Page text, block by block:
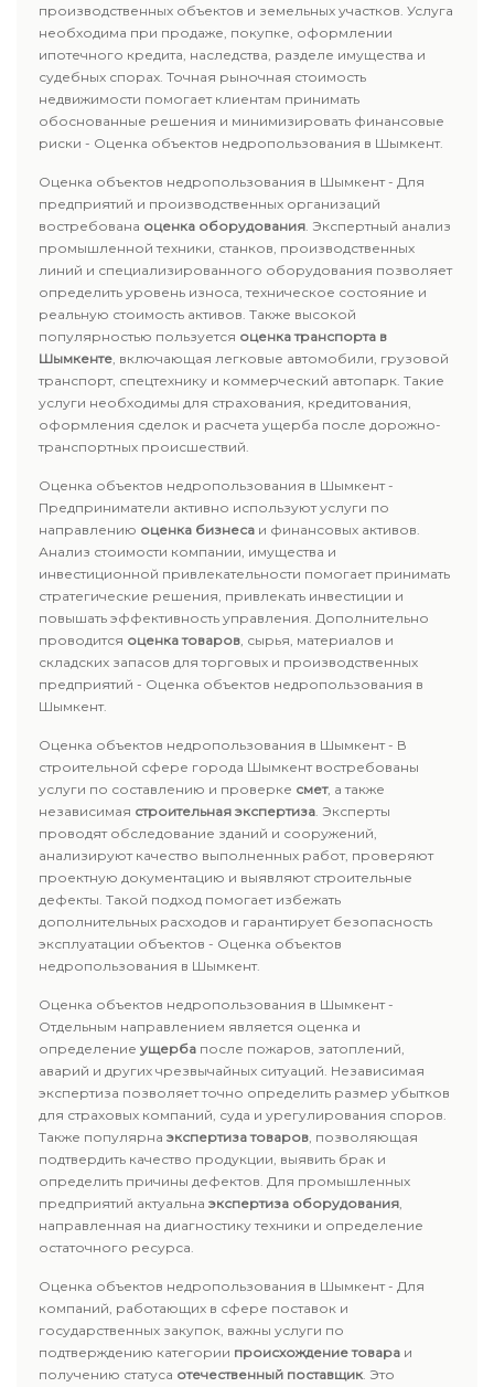
производственных объектов и земельных участков. Услуга
необходима при продаже, покупке, оформлении
ипотечного кредита, наследства, разделе имущества и
судебных спорах. Точная рыночная стоимость
недвижимости помогает клиентам принимать
обоснованные решения и минимизировать финансовые
риски - Оценка объектов недропользования в Шымкент.
Оценка объектов недропользования в Шымкент - Для
предприятий и производственных организаций
востребована оценка оборудования. Экспертный анализ
промышленной техники, станков, производственных
линий и специализированного оборудования позволяет
определить уровень износа, техническое состояние и
реальную стоимость активов. Также высокой
популярностью пользуется оценка транспорта в
Шымкенте, включающая легковые автомобили, грузовой
транспорт, спецтехнику и коммерческий автопарк. Такие
услуги необходимы для страхования, кредитования,
оформления сделок и расчета ущерба после дорожно-
транспортных происшествий.
Оценка объектов недропользования в Шымкент -
Предприниматели активно используют услуги по
направлению оценка бизнеса и финансовых активов.
Анализ стоимости компании, имущества и
инвестиционной привлекательности помогает принимать
стратегические решения, привлекать инвестиции и
повышать эффективность управления. Дополнительно
проводится оценка товаров, сырья, материалов и
складских запасов для торговых и производственных
предприятий - Оценка объектов недропользования в
Шымкент.
Оценка объектов недропользования в Шымкент - В
строительной сфере города Шымкент востребованы
услуги по составлению и проверке смет, а также
независимая строительная экспертиза. Эксперты
проводят обследование зданий и сооружений,
анализируют качество выполненных работ, проверяют
проектную документацию и выявляют строительные
дефекты. Такой подход помогает избежать
дополнительных расходов и гарантирует безопасность
эксплуатации объектов - Оценка объектов
недропользования в Шымкент.
Оценка объектов недропользования в Шымкент -
Отдельным направлением является оценка и
определение ущерба после пожаров, затоплений,
аварий и других чрезвычайных ситуаций. Независимая
экспертиза позволяет точно определить размер убытков
для страховых компаний, суда и урегулирования споров.
Также популярна экспертиза товаров, позволяющая
подтвердить качество продукции, выявить брак и
определить причины дефектов. Для промышленных
предприятий актуальна экспертиза оборудования,
направленная на диагностику техники и определение
остаточного ресурса.
Оценка объектов недропользования в Шымкент - Для
компаний, работающих в сфере поставок и
государственных закупок, важны услуги по
подтверждению категории происхождение товара и
получению статуса отечественный поставщик. Это